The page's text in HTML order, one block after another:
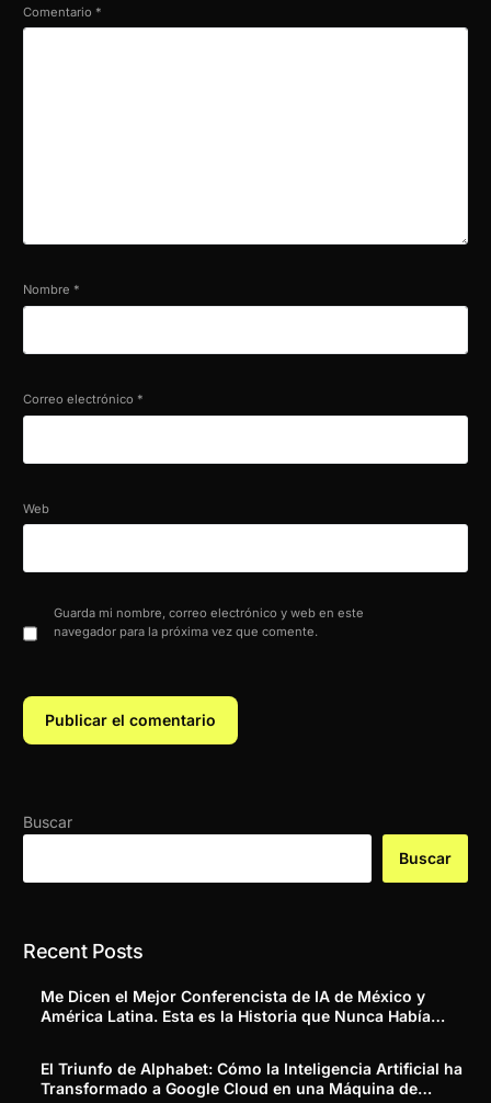
Comentario *
Nombre *
Correo electrónico *
Web
Guarda mi nombre, correo electrónico y web en este
navegador para la próxima vez que comente.
Buscar
Buscar
Recent Posts
Me Dicen el Mejor Conferencista de IA de México y
América Latina. Esta es la Historia que Nunca Había
El Triunfo de Alphabet: Cómo la Inteligencia Artificial ha
Transformado a Google Cloud en una Máquina de